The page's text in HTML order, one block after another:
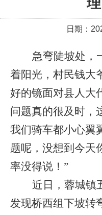
日期：
急弯陡坡处，
着阳光，村民钱大
好的镜面对县人大
问题真的很及时，
我们骑车都小心翼
题呢，没想到今天
率没得说！”
近日，蓉城镇
发现桥西组下坡转